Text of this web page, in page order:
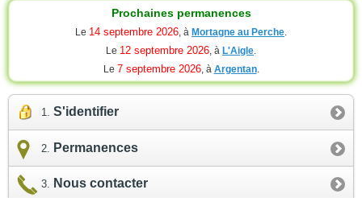
Prochaines permanences
Le 14 septembre 2026, à Mortagne au Perche.
Le 12 septembre 2026, à L'Aigle.
Le 7 septembre 2026, à Argentan.
S'identifier
Permanences
Nous contacter